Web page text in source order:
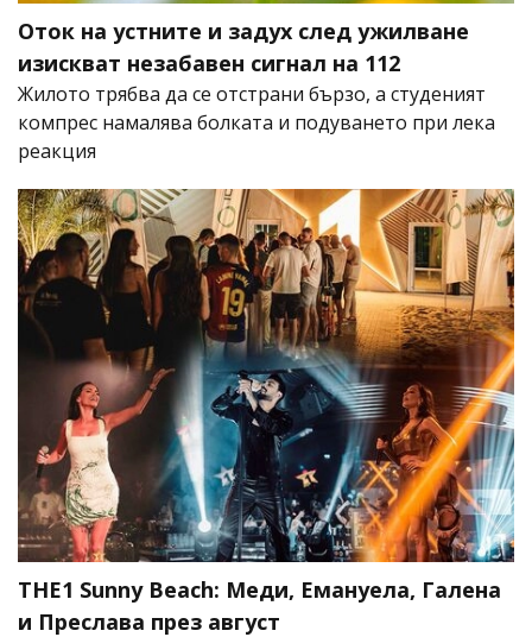
Оток на устните и задух след ужилване
изискват незабавен сигнал на 112
Жилото трябва да се отстрани бързо, а студеният
компрес намалява болката и подуването при лека
реакция
THE1 Sunny Beach: Меди, Емануела, Галена
и Преслава през август